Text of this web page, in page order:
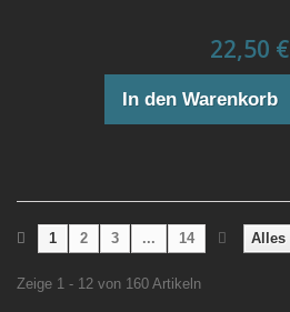
22,50 €
In den Warenkorb
Alles
1 2 3 ... 14
Zeige 1 - 12 von 160 Artikeln